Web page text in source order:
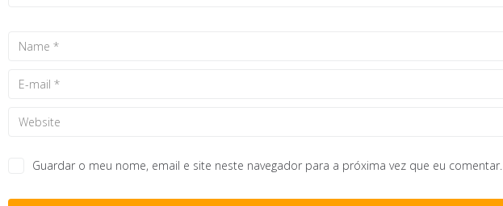
Guardar o meu nome, email e site neste navegador para a próxima vez que eu comentar.